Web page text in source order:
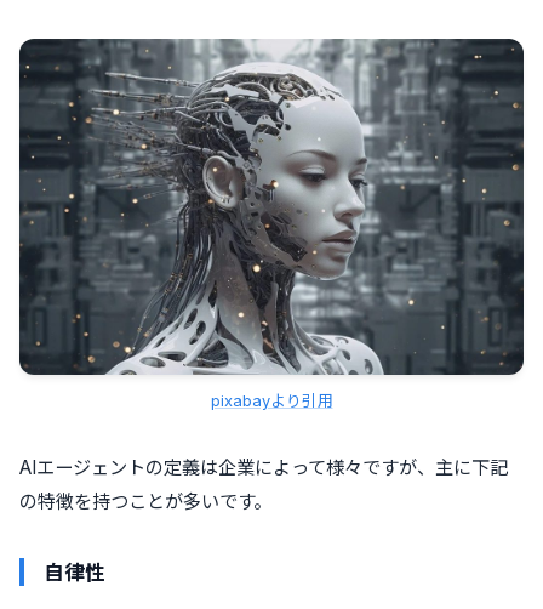
pixabayより引用
AIエージェントの定義は企業によって様々ですが、主に下記
の特徴を持つことが多いです。
自律性